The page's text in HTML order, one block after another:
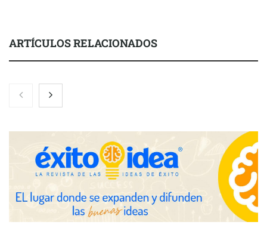
ARTÍCULOS RELACIONADOS
Zoomex mejora su Strategy Center con herramientas
avanzadas para trading estratégico
COMPALISS de LYSOTRIC: cuando un solo producto multiplica
las posibilidades del salón profesional
Fundación Mapfre y CISE lanzan el concurso ‘Talento Sénior’
para impulsar ideas innovadoras creadas por y para mayores